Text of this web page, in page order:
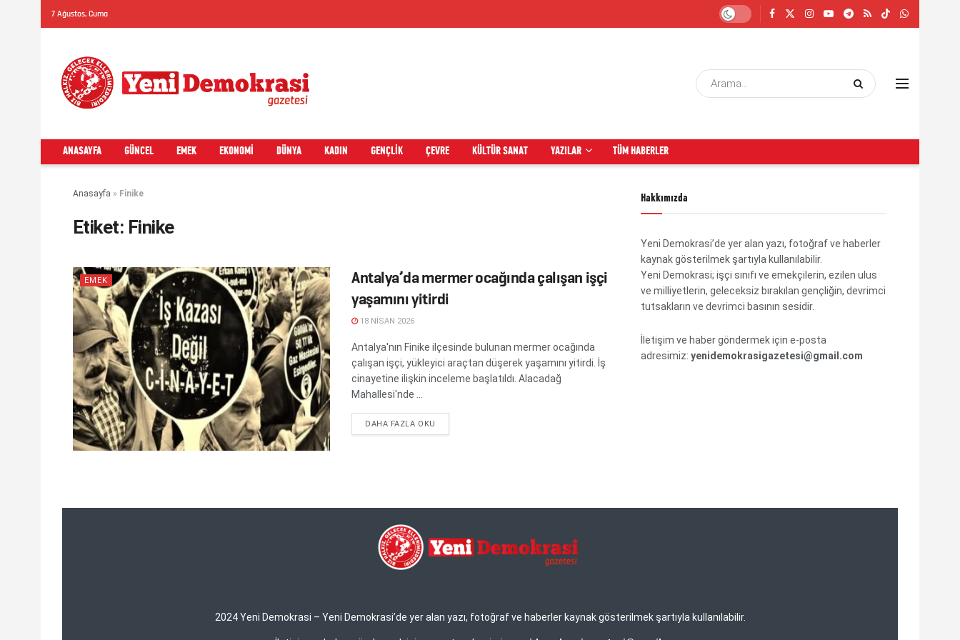
7 Ağustos, Cuma
ANASAYFA GÜNCEL EMEK EKONOMI DÜNYA KADIN GENÇLIK ÇEVRE KÜLTÜR SANAT YAZILAR TÜM HABERLER
Anasayfa » Finike
Etiket: Finike
EMEK
Antalya’da mermer ocağında çalışan işçi
yaşamını yitirdi
18 NISAN 2026
Antalya'nın Finike ilçesinde bulunan mermer ocağında
çalışan işçi, yükleyici araçtan düşerek yaşamını yitirdi. İş
cinayetine ilişkin inceleme başlatıldı. Alacadağ
Mahallesi'nde ...
DAHA FAZLA OKU
Hakkımızda
Yeni Demokrasi’de yer alan yazı, fotoğraf ve haberler
kaynak gösterilmek şartıyla kullanılabilir.
Yeni Demokrasi; işçi sınıfı ve emekçilerin, ezilen ulus
ve milliyetlerin, geleceksiz bırakılan gençliğin, devrimci
tutsakların ve devrimci basının sesidir.
İletişim ve haber göndermek için e-posta
adresimiz: yenidemokrasigazetesi@gmail.com
2024 Yeni Demokrasi – Yeni Demokrasi’de yer alan yazı, fotoğraf ve haberler kaynak gösterilmek şartıyla kullanılabilir.